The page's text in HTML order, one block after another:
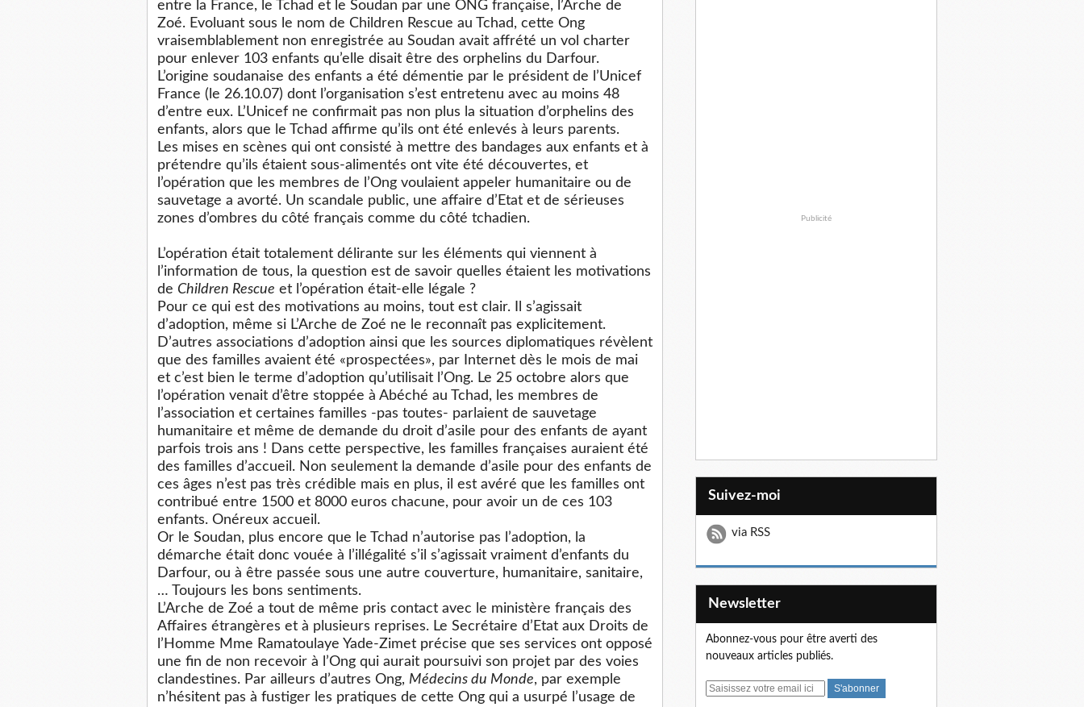
entre la France, le Tchad et le Soudan par une ONG française, l’Arche de
Zoé. Evoluant sous le nom de Children Rescue au Tchad, cette Ong
vraisemblablement non enregistrée au Soudan avait affrété un vol charter
pour enlever 103 enfants qu’elle disait être des orphelins du Darfour.
L’origine soudanaise des enfants a été démentie par le président de l’Unicef
France (le 26.10.07) dont l’organisation s’est entretenu avec au moins 48
d’entre eux. L’Unicef ne confirmait pas non plus la situation d’orphelins des
enfants, alors que le Tchad affirme qu’ils ont été enlevés à leurs parents.
Les mises en scènes qui ont consisté à mettre des bandages aux enfants et à
prétendre qu’ils étaient sous-alimentés ont vite été découvertes, et
l’opération que les membres de l’Ong voulaient appeler humanitaire ou de
sauvetage a avorté. Un scandale public, une affaire d’Etat et de sérieuses
zones d’ombres du côté français comme du côté tchadien.
L’opération était totalement délirante sur les éléments qui viennent à
l’information de tous, la question est de savoir quelles étaient les motivations
de Children Rescue et l’opération était-elle légale ?
Pour ce qui est des motivations au moins, tout est clair. Il s’agissait
d’adoption, même si L’Arche de Zoé ne le reconnaît pas explicitement.
D’autres associations d’adoption ainsi que les sources diplomatiques révèlent
que des familles avaient été «prospectées», par Internet dès le mois de mai
et c’est bien le terme d’adoption qu’utilisait l’Ong. Le 25 octobre alors que
l’opération venait d’être stoppée à Abéché au Tchad, les membres de
l’association et certaines familles -pas toutes- parlaient de sauvetage
humanitaire et même de demande du droit d’asile pour des enfants de ayant
parfois trois ans ! Dans cette perspective, les familles françaises auraient été
des familles d’accueil. Non seulement la demande d’asile pour des enfants de
ces âges n’est pas très crédible mais en plus, il est avéré que les familles ont
contribué entre 1500 et 8000 euros chacune, pour avoir un de ces 103
enfants. Onéreux accueil.
Or le Soudan, plus encore que le Tchad n’autorise pas l’adoption, la
démarche était donc vouée à l’illégalité s’il s’agissait vraiment d’enfants du
Darfour, ou à être passée sous une autre couverture, humanitaire, sanitaire,
… Toujours les bons sentiments.
L’Arche de Zoé a tout de même pris contact avec le ministère français des
Affaires étrangères et à plusieurs reprises. Le Secrétaire d’Etat aux Droits de
l’Homme Mme Ramatoulaye Yade-Zimet précise que ses services ont opposé
une fin de non recevoir à l’Ong qui aurait poursuivi son projet par des voies
clandestines. Par ailleurs d’autres Ong, Médecins du Monde, par exemple
n’hésitent pas à fustiger les pratiques de cette Ong qui a usurpé l’usage de
Publicité
Suivez-moi
via RSS
Newsletter
Abonnez-vous pour être averti des
nouveaux articles publiés.
E